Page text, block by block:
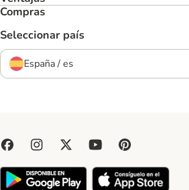
Compras
Seleccionar país
España / es